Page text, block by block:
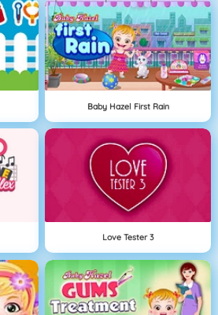
Baby Hazel First Rain
Love Tester 3